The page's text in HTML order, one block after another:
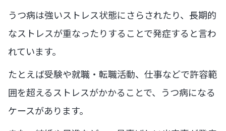
うつ病は強いストレス状態にさらされたり、長期的
なストレスが重なったりすることで発症すると言わ
れています。
たとえば受験や就職・転職活動、仕事などで許容範
囲を超えるストレスがかかることで、うつ病になる
ケースがあります。